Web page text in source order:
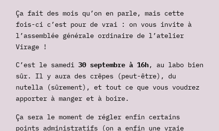
Ça fait des mois qu’on en parle, mais cette
fois-ci c’est pour de vrai : on vous invite à
l’assemblée générale ordinaire de l’atelier
Virage !
C’est le samedi 30 septembre à 16h, au labo bien
sûr. Il y aura des crêpes (peut-être), du
nutella (sûrement), et tout ce que vous voudrez
apporter à manger et à boire.
Ça sera le moment de régler enfin certains
points administratifs (on a enfin une vraie